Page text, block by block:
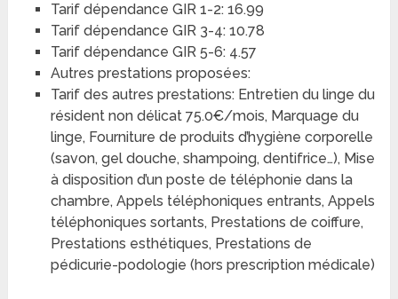
Tarif dépendance GIR 1-2: 16.99
Tarif dépendance GIR 3-4: 10.78
Tarif dépendance GIR 5-6: 4.57
Autres prestations proposées:
Tarif des autres prestations: Entretien du linge du
résident non délicat 75.0€/mois, Marquage du
linge, Fourniture de produits d’hygiène corporelle
(savon, gel douche, shampoing, dentifrice…), Mise
à disposition d’un poste de téléphonie dans la
chambre, Appels téléphoniques entrants, Appels
téléphoniques sortants, Prestations de coiffure,
Prestations esthétiques, Prestations de
pédicurie-podologie (hors prescription médicale)